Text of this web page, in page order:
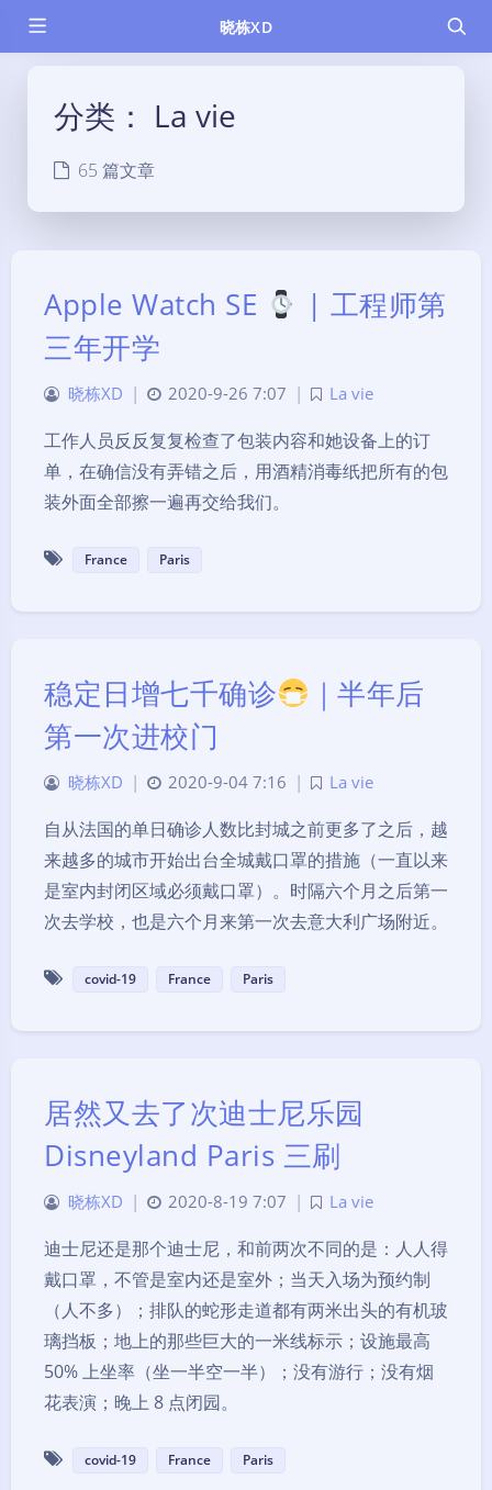
晓栋XD
分类： La vie
65 篇文章
Apple Watch SE
| 工程师第
三年开学
晓栋XD | 2020-9-26 7:07 | La vie
工作人员反反复复检查了包装内容和她设备上的订
单，在确信没有弄错之后，用酒精消毒纸把所有的包
装外面全部擦一遍再交给我们。
France Paris
稳定日增七千确诊
｜半年后
第一次进校门
晓栋XD | 2020-9-04 7:16 | La vie
自从法国的单日确诊人数比封城之前更多了之后，越
来越多的城市开始出台全城戴口罩的措施（一直以来
是室内封闭区域必须戴口罩）。时隔六个月之后第一
次去学校，也是六个月来第一次去意大利广场附近。
covid-19 France Paris
居然又去了次迪士尼乐园
Disneyland Paris 三刷
晓栋XD | 2020-8-19 7:07 | La vie
迪士尼还是那个迪士尼，和前两次不同的是：人人得
戴口罩，不管是室内还是室外；当天入场为预约制
（人不多）；排队的蛇形走道都有两米出头的有机玻
璃挡板；地上的那些巨大的一米线标示；设施最高
50% 上坐率（坐一半空一半）；没有游行；没有烟
花表演；晚上 8 点闭园。
covid-19 France Paris